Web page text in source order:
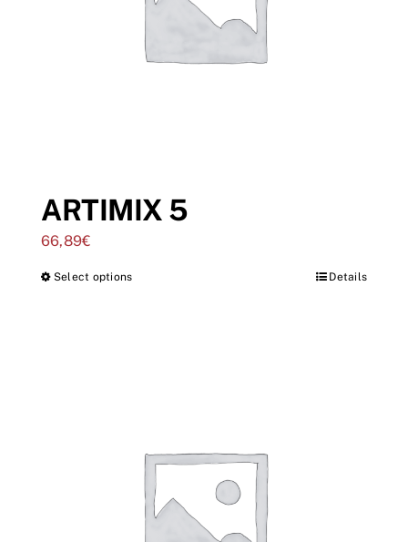
ARTIMIX 5
66,89€
Select options Details